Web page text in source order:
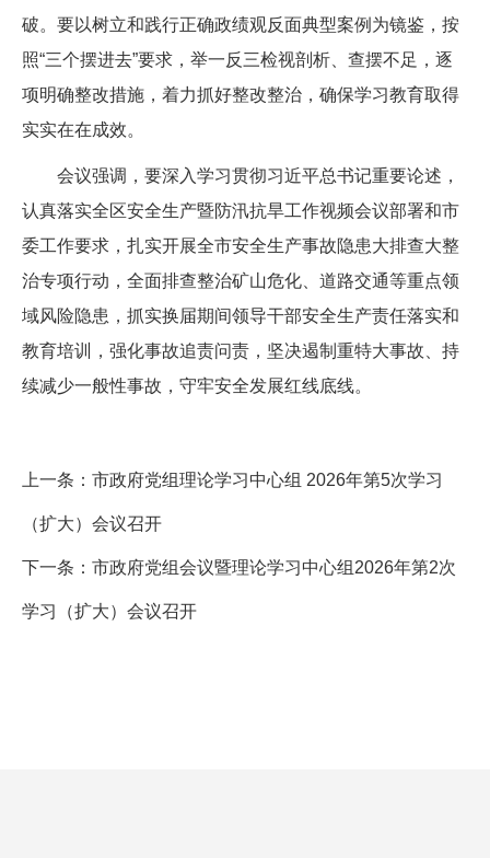
破。要以树立和践行正确政绩观反面典型案例为镜鉴，按
照“三个摆进去”要求，举一反三检视剖析、查摆不足，逐
项明确整改措施，着力抓好整改整治，确保学习教育取得
实实在在成效。
会议强调，要深入学习贯彻习近平总书记重要论述，
认真落实全区安全生产暨防汛抗旱工作视频会议部署和市
委工作要求，扎实开展全市安全生产事故隐患大排查大整
治专项行动，全面排查整治矿山危化、道路交通等重点领
域风险隐患，抓实换届期间领导干部安全生产责任落实和
教育培训，强化事故追责问责，坚决遏制重特大事故、持
续减少一般性事故，守牢安全发展红线底线。
上一条： 市政府党组理论学习中心组 2026年第5次学习
（扩大）会议召开
下一条： 市政府党组会议暨理论学习中心组2026年第2次
学习（扩大）会议召开